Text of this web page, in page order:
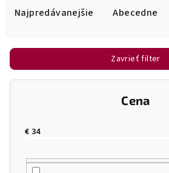
e
p
Najpredávanejšie Abecedne
Zavrieť filter
Cena
€ 34